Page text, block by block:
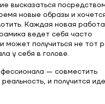
высказаться
новые образы и
Каждая новая
ведет себя часто
может получиться не тот
у себя в голове.
— совместить
и получится